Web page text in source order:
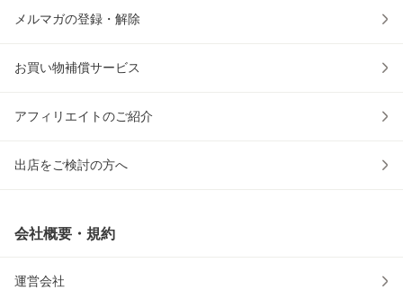
メルマガの登録・解除
お買い物補償サービス
アフィリエイトのご紹介
出店をご検討の方へ
会社概要・規約
運営会社